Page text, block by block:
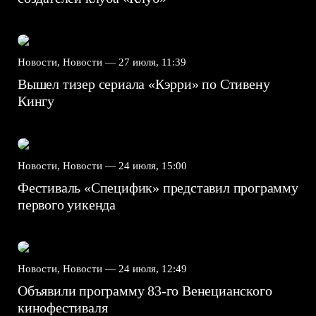
Новости, Новости — 27 июля, 11:39
Вышел тизер сериала «Кэрри» по Стивену
Кингу
Новости, Новости — 24 июля, 15:00
Фестиваль «Специфик» представил программу
первого уикенда
Новости, Новости — 24 июля, 12:49
Объявили программу 83-го Венецианского
кинофестиваля